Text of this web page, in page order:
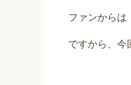
ファンからは
ですから、今